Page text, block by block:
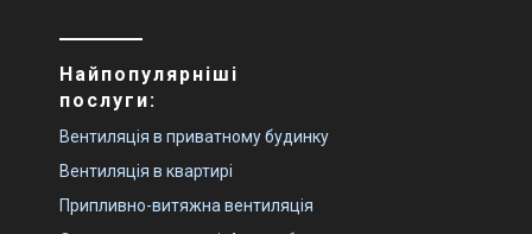
Найпопулярніші
послуги:
Вентиляція в приватному будинку
Вентиляція в квартирі
Припливно-витяжна вентиляція